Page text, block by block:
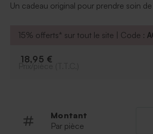
Un cadeau original pour prendre soin
votre cadeau avec le texte de votre
* Contenant des pompes : 100 mL
Hydrogenated Castor Oil; Sodium
PVM/MA Decadiene Crosspolymer;
15% offerts* sur tout le site | Code :
18,95 €
Montant
Par pièce